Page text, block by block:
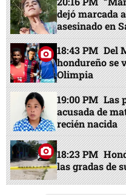
dejó marcada
asesinado en
18:43 PM Del
hondureño se
Olimpia
19:00 PM Las
acusada de
recién nacida
18:23 PM
las gradas de